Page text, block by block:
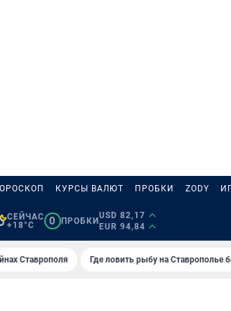
КУРСЫ ВАЛЮТ ПРОБКИ ZODY
СЕЙЧАС
+18°C
0 ПРОБКИ
USD 82,17
EUR 94,84
Ставрополя Где ловить рыбу на Ставрополье